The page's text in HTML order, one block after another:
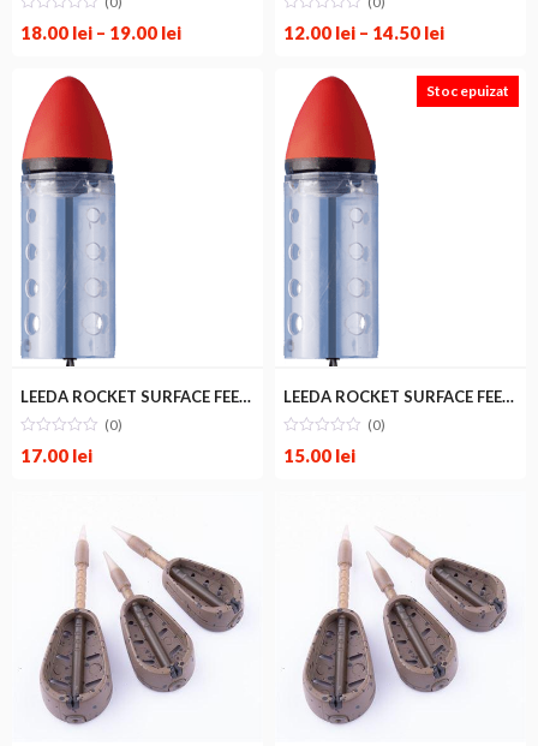
18.00 lei – 19.00 lei 12.00 lei – 14.50 lei
LEEDA
LEEDA ROCKET SURFACE FEEDER L
(0)
17.00 lei
Stoc epuizat
LEEDA
LEEDA ROCKET SURFACE FEEDER S
(0)
15.00 lei